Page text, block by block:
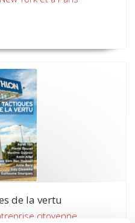
de la vertu
citoyenne